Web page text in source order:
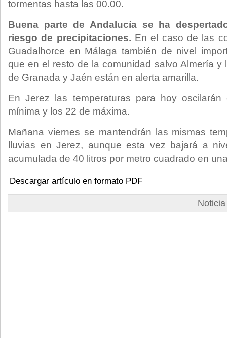
tormentas hasta las 00.00.
Buena parte de Andalucía se ha
riesgo de precipitaciones. En el caso de las
Guadalhorce en Málaga también de nivel
que en el resto de la comunidad salvo Almería y
de Granada y Jaén están en alerta amarilla.
En Jerez las temperaturas para hoy
mínima y los 22 de máxima.
Mañana viernes se mantendrán las mismas
lluvias en Jerez, aunque esta vez bajará a
acumulada de 40 litros por metro cuadrado en
Descargar artículo en formato PDF